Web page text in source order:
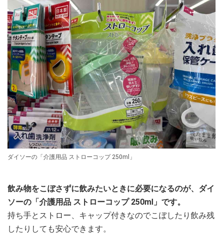
ダイソーの「介護用品 ストローコップ 250ml」
飲み物をこぼさずに飲みたいときに必要になるのが、ダイ
ソーの「介護用品 ストローコップ 250ml」です。
持ち手とストロー、キャップ付きなのでこぼしたり飲み残
したりしても安心できます。